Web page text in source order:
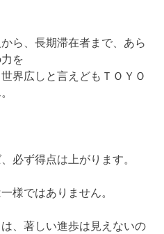
ら、長期滞在者まで、あら
を
界広しと言えどもＴＯＹＯ
必ず得点は上がります。
様ではありません。
、著しい進歩は見えないの